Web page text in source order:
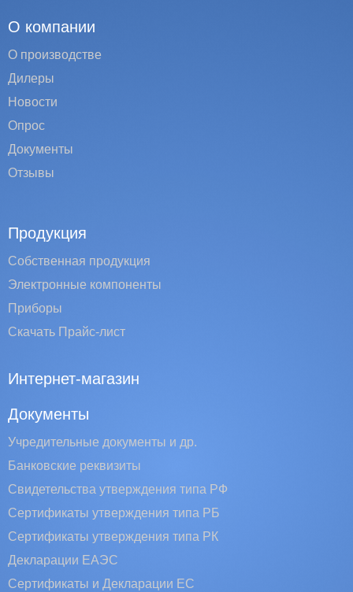
О компании
О производстве
Дилеры
Новости
Опрос
Документы
Отзывы
Продукция
Собственная продукция
Электронные компоненты
Приборы
Скачать Прайс-лист
Интернет-магазин
Документы
Учредительные документы и др.
Банковские реквизиты
Свидетельства утверждения типа РФ
Сертификаты утверждения типа РБ
Сертификаты утверждения типа РК
Декларации ЕАЭС
Сертификаты и Декларации EC